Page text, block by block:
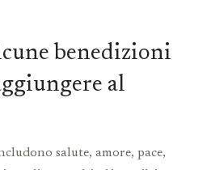
benedizioni
al
salute, amore, pace,